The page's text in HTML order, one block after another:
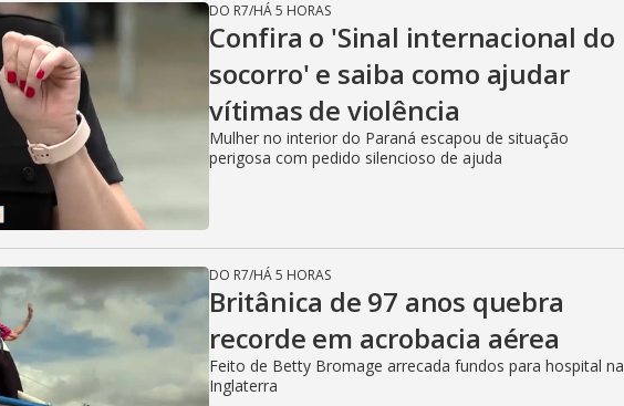
DO R7/HÁ 5 HORAS
Confira o 'Sinal internacional do
socorro' e saiba como ajudar
vítimas de violência
Mulher no interior do Paraná escapou de situação
perigosa com pedido silencioso de ajuda
DO R7/HÁ 5 HORAS
Britânica de 97 anos quebra
recorde em acrobacia aérea
Feito de Betty Bromage arrecada fundos para hospital na
Inglaterra